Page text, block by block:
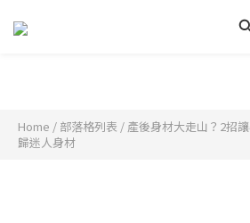
Home / 部落格列表 / 產後身材大走山？2招
歸迷人身材